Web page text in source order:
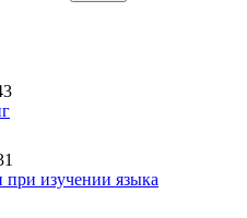
изучении языка